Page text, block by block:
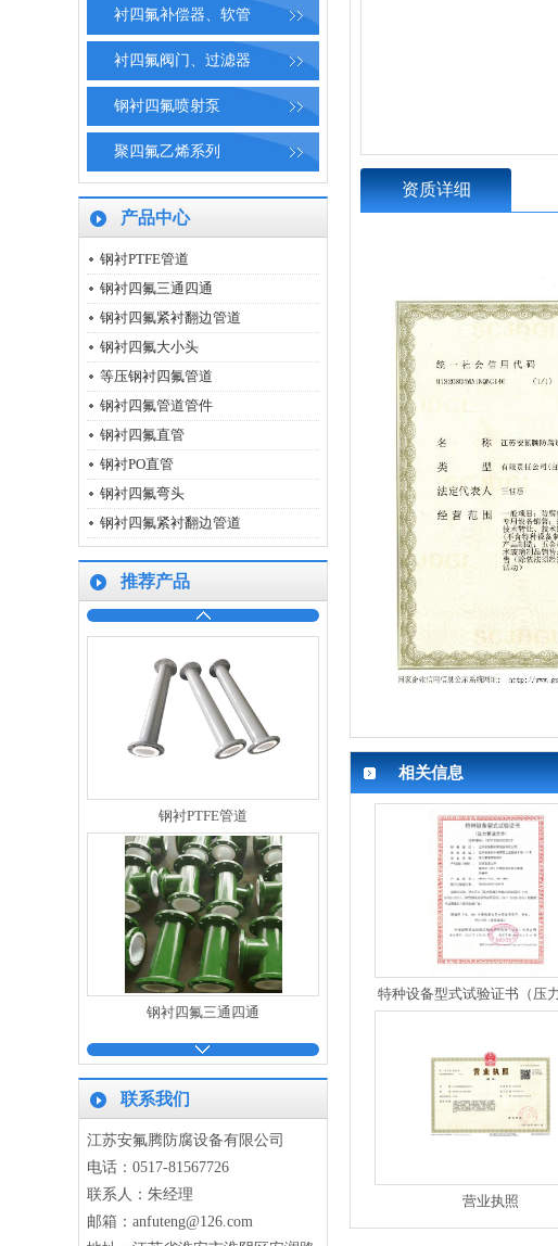
衬四氟补偿器、软管
衬四氟阀门、过滤器
钢衬四氟喷射泵
聚四氟乙烯系列
产品中心
钢衬PTFE管道
钢衬四氟三通四通
钢衬四氟紧衬翻边管道
钢衬四氟大小头
等压钢衬四氟管道
钢衬四氟管道管件
钢衬四氟直管
钢衬PO直管
钢衬四氟弯头
钢衬四氟紧衬翻边管道
推荐产品
钢衬四氟紧衬翻边管道
钢衬PTFE管道
钢衬四氟三通四通
联系我们
江苏安氟腾防腐设备有限公司
电话：0517-81567726
联系人：朱经理
邮箱：anfuteng@126.com
资质详细
相关信息
特种设备型式试验证书（压
营业执照